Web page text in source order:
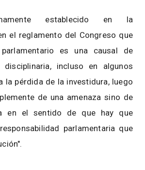
establecido en la
el reglamento del Congreso que
es una causal de
disciplinaria, incluso en algunos
la pérdida de la investidura, luego
de una amenaza sino de
en el sentido de que hay que
parlamentaria que